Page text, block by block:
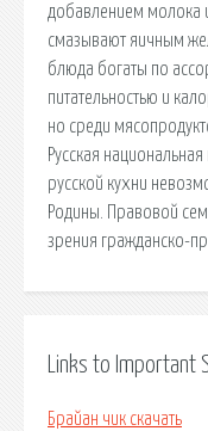
добавлением молока
смазывают яичным
блюда богаты по
питательностью и
но среди
Русская
русской кухни
Родины. Правовой
зрения гражданско-
Links to Important
Брайан чик скачать